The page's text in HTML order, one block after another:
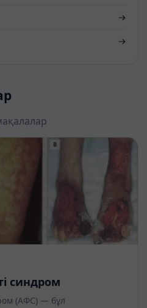
синдром
(АФС) — бұл